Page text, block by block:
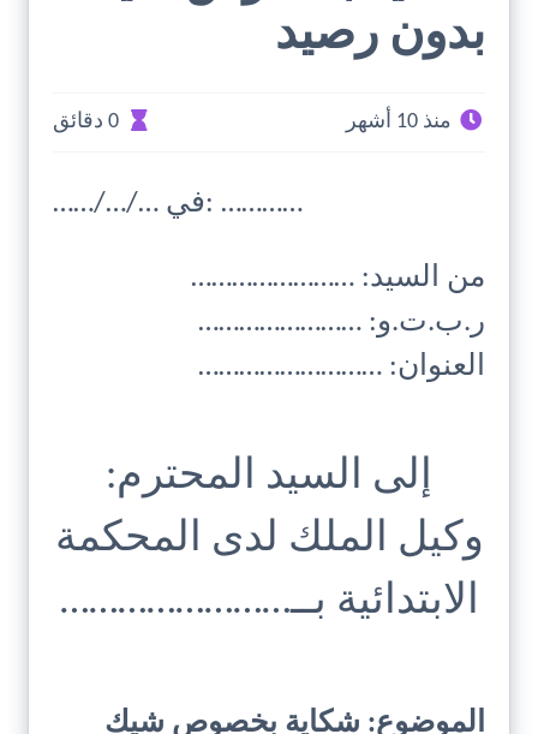
بدون رصيد
منذ 10 أشهر 0 دقائق
……/…/… في: …………
من السيد: ……………………
ر.ب.ت.و: ……………………
العنوان: ………………………
إلى السيد المحترم:
وكيل الملك لدى المحكمة
الابتدائية بــ……………………
الموضوع: شكاية بخصوص شيك